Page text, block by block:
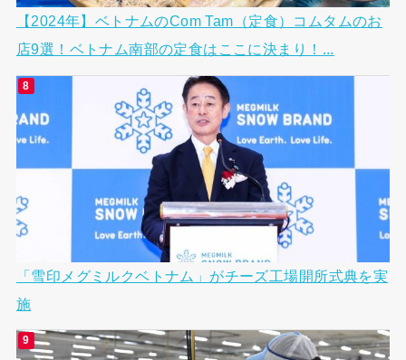
【2024年】ベトナムのCom Tam（定食）コムタムのお
店9選！ベトナム南部の定食はここに決まり！...
「雪印メグミルクベトナム」がチーズ工場開所式典を実
施